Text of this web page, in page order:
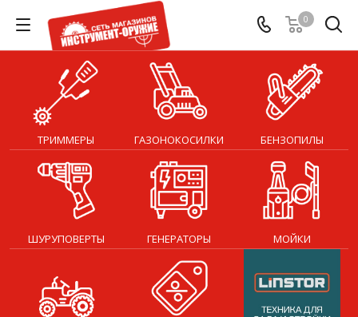
0
ТРИММЕРЫ ГАЗОНОКОСИЛКИ БЕНЗОПИЛЫ
ШУРУПОВЕРТЫ ГЕНЕРАТОРЫ МОЙКИ